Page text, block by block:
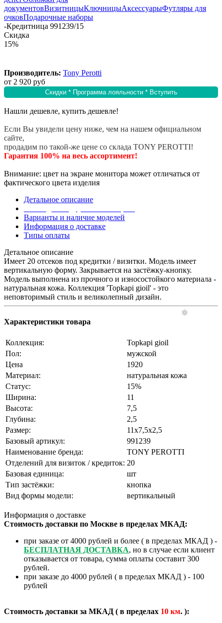
документовВизитницыКлючницыАксессуарыФутляры для
очковПодарочные наборы
-Кредитница 991239/15
Скидка
15%
Производитель: Tony Perotti
от 2 920 руб
Скидки * Программа лояльности * Вступить
Нашли дешевле, купить дешевле!
Если Вы увидели цену ниже, чем на нашем официальном
сайте,
продадим по такой-же цене со склада TONY PEROTTI!
Гарантия 100% на весь ассортимент!
Внимание: цвет на экране монитора может отличаться от
фактического цвета изделия
Детальное описание
Варианты и наличие моделей
Информация о доставке
Типы оплаты
Детальное описание
Имеет 20 отсеков под кредитки / визитки. Модель имеет
вертикальную форму. Закрывается на застёжку-кнопку.
Модель выполнена из прочного и износостойкого материала -
натуральная кожа. Коллекция 'Topkapi gioil' - это
неповторимый стиль и великолепный дизайн.
Характеристики товара
Коллекция:
Topkapi gioil
Пол:
мужской
Цена
1920
Материал:
натуральная кожа
Статус:
15%
Ширина:
11
Высота:
7,5
Глубина:
2,5
Размер:
11x7,5x2,5
Базовый артикул:
991239
Наименование бренда:
TONY PEROTTI
Отделений для визиток / кредиток: 20
Базовая единица:
шт
Тип застёжки:
кнопка
Вид формы модели:
вертикальный
Информация о доставке
Стоимость доставки по Москве в пределах МКАД:
при заказе от 4000 рублей и более ( в пределах МКАД ) -
БЕСПЛАТНАЯ ДОСТАВКА, но в случае если клиент
отказывается от товара, сумма оплаты составит 300
рублей.
при заказе до 4000 рублей ( в пределах МКАД ) - 100
рублей
Стоимость доставки за МКАД ( в пределах 10 км. ):